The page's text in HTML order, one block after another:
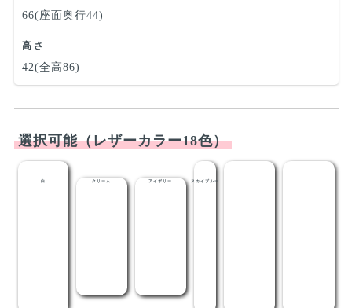
66(座面奥行44)
高さ
42(全高86)
選択可能（レザーカラー18色）
白 クリーム アイボリー スカイブルー